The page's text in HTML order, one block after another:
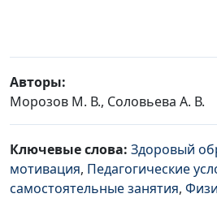
Авторы:
Морозов М. В., Соловьева А. В.
Ключевые слова: Здоровый
мотивация, Педагогические
самостоятельные занятия,